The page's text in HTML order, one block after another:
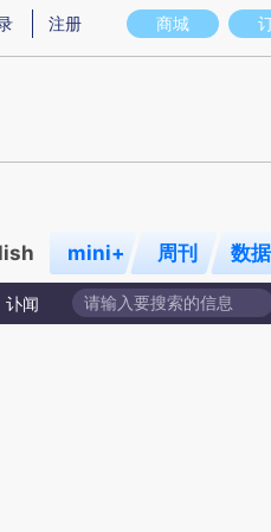
图存在偏差。不代表财新观点和立场
商城
注册
mini+ 周刊 数
讣闻